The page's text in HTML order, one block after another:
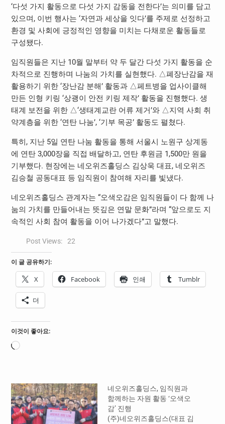
‘다섯 가지 활동으로 다섯 가지 감동을 전한다’는 의미를 담고
있으며, 이번 행사는 ‘자연과 세상을 잇다’를 주제로 선정하고
환경 및 사회에 긍정적인 영향을 미치는 다채로운 활동들로
구성됐다.
임직원들은 지난 10월 말부터 약 두 달간 다섯 가지 활동을 순
차적으로 진행하며 나눔의 가치를 실현했다. △폐장난감을 재
활용하기 위한 ‘장난감 분해’ 활동과 △페트병을 업사이클해
만든 인형 키링 ‘상괭이 안전 키링 제작’ 활동을 진행했다. 생
태계 보전을 위한 △‘생태계교란 어류 제거’와 △지역 사회 취
약계층을 위한 ‘연탄 나눔’, ‘기부 목공’ 활동도 펼쳤다.
특히, 지난 5일 연탄 나눔 활동을 통해 서울시 노원구 상계동
에 연탄 3,000장을 직접 배달하고, 연탄 후원금 1,500만 원을
기부했다. 현장에는 네오위즈홀딩스 김상욱 대표, 네오위즈
김승철 공동대표 등 임직원이 참여해 자리를 빛냈다.
네오위즈홀딩스 관계자는 “오색오감은 임직원들이 다 함께 나
눔의 가치를 만들어내는 뜻깊은 연말 문화”라며 “앞으로도 지
속적인 사회 참여 활동을 이어 나가겠다”고 말했다.
Post Views: 22
이 글 공유하기:
X Facebook 인쇄 Tumblr
더
이것이 좋아요:
로
네오위즈홀딩스, 임직원과
함께하는 자원 활동 ‘오색오
감’ 진행
(주)네오위즈홀딩스(대표 김